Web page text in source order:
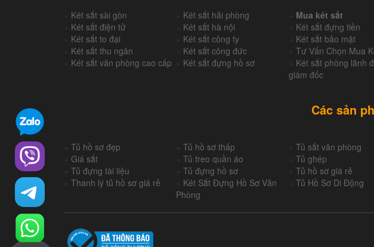
Két sắt sài gòn Két sắt hải phòng Mua két sắt
Két sắt điện tử Két sắt hà nội Két sắt đựng tiền
Két sắt to đại Két sắt công ty Két sắt bảo mật
Két sắt thu ngân Két sắt công đức Tư Vấn Chọn Mua
Két sắt văn phòng cao cấp Két sắt đựng hồ sơ
Két sắt phòng lãnh
giám đốc
Các sản
Tủ hồ sơ đẹp +Tủ hồ sơ thấp Tủ sắt văn phòng
Giá sắt +Tủ treo quần áo Tủ ghép
Tủ đựng tài liệu +Tủ đựng hồ sơ Tủ hồ sơ giá rẻ
Thanh lý tủ hồ sơ giá rẻ
Két Sắt Đựng Hồ Sơ Văn
Phòng
Tủ Hồ Sơ Di Động